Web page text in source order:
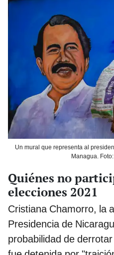
Un mural que representa al
Managua.
Quiénes no
elecciones 2021
Cristiana Chamorro, la
Presidencia de
probabilidad de